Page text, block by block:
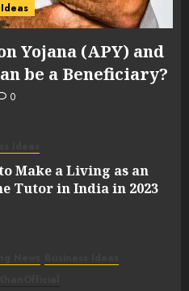
Yojana (APY) and
be a Beneficiary?
0
Make a Living as an
Tutor in India in 2023